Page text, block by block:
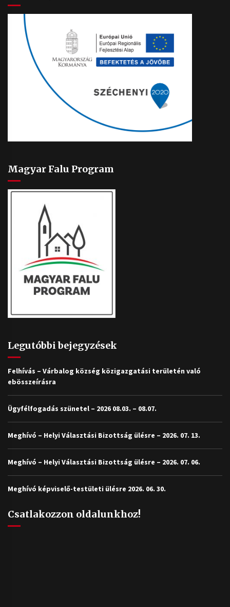
Magyar Falu Program
Legutóbbi bejegyzések
Felhívás – Várbalog község közigazgatási területén való
ebösszeírásra
Ügyfélfogadás szünetel – 2026 08.03. – 08.07.
Meghívó – Helyi Választási Bizottság ülésre – 2026. 07. 13.
Meghívó – Helyi Választási Bizottság ülésre – 2026. 07. 06.
Meghívó képviselő-testületi ülésre 2026. 06. 30.
Csatlakozzon oldalunkhoz!